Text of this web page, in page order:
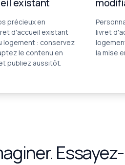
existant
précieux en
d'accueil existant
logement : conservez
le contenu en
publiez aussitôt.
livret
la mise